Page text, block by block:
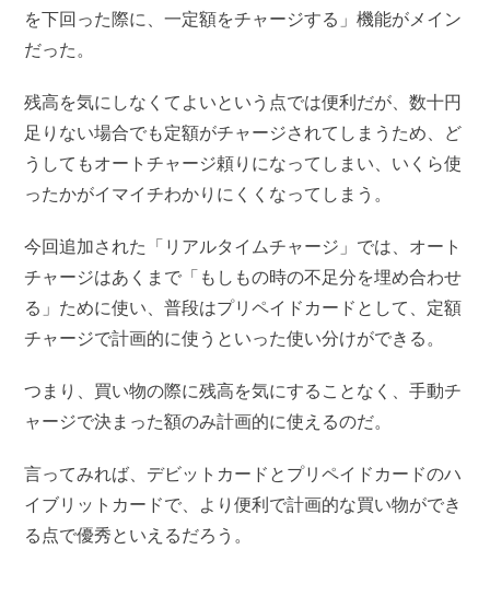
を下回った際に、一定額をチャージする」機能がメイン
だった。
残高を気にしなくてよいという点では便利だが、数十円
足りない場合でも定額がチャージされてしまうため、ど
うしてもオートチャージ頼りになってしまい、いくら使
ったかがイマイチわかりにくくなってしまう。
今回追加された「リアルタイムチャージ」では、オート
チャージはあくまで「もしもの時の不足分を埋め合わせ
る」ために使い、普段はプリペイドカードとして、定額
チャージで計画的に使うといった使い分けができる。
つまり、買い物の際に残高を気にすることなく、手動チ
ャージで決まった額のみ計画的に使えるのだ。
言ってみれば、デビットカードとプリペイドカードのハ
イブリットカードで、より便利で計画的な買い物ができ
る点で優秀といえるだろう。